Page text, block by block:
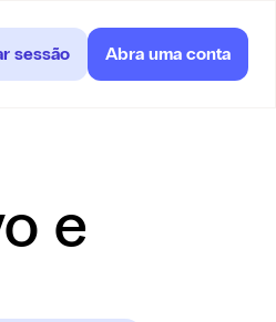
sessão Abra uma conta
e